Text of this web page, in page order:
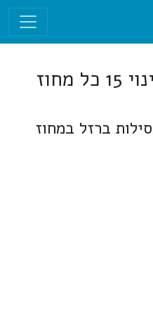
תוכנית תמ"א 23 שינוי 15 כל מחוז
ברזל במחוז